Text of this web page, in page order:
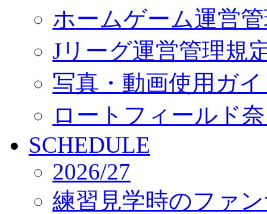
ホームゲーム運営
Jリーグ運営管理規
写真・動画使用ガ
ロートフィールド
SCHEDULE
2026/27
練習見学時のファ